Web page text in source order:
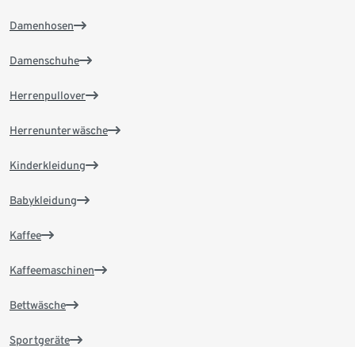
Damenhosen
Damenschuhe
Herrenpullover
Herrenunterwäsche
Kinderkleidung
Babykleidung
Kaffee
Kaffeemaschinen
Bettwäsche
Sportgeräte